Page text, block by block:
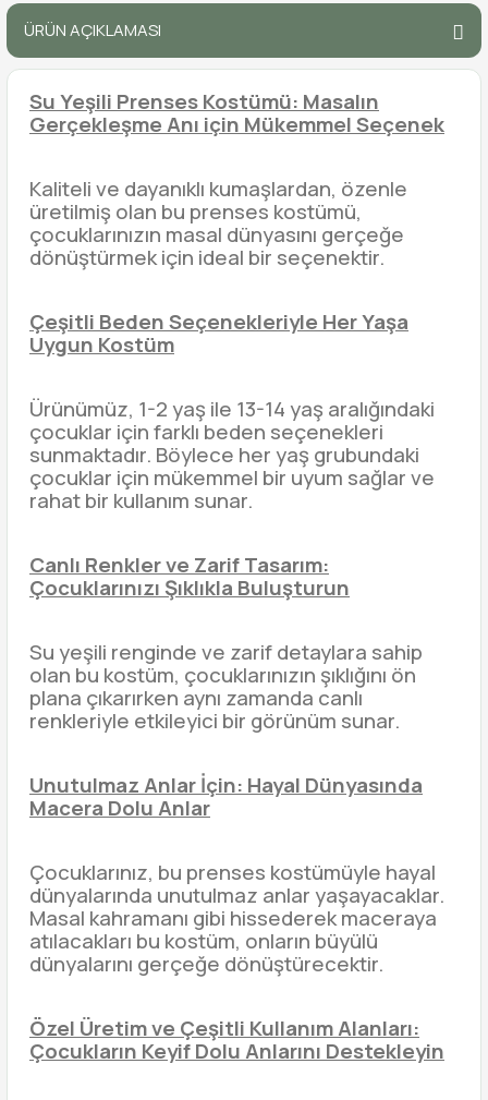
ÜRÜN AÇIKLAMASI
Su Yeşili Prenses Kostümü: Masalın
Gerçekleşme Anı için Mükemmel Seçenek
Kaliteli ve dayanıklı kumaşlardan, özenle
üretilmiş olan bu prenses kostümü,
çocuklarınızın masal dünyasını gerçeğe
dönüştürmek için ideal bir seçenektir.
Çeşitli Beden Seçenekleriyle Her Yaşa
Uygun Kostüm
Ürünümüz, 1-2 yaş ile 13-14 yaş aralığındaki
çocuklar için farklı beden seçenekleri
sunmaktadır. Böylece her yaş grubundaki
çocuklar için mükemmel bir uyum sağlar ve
rahat bir kullanım sunar.
Canlı Renkler ve Zarif Tasarım:
Çocuklarınızı Şıklıkla Buluşturun
Su yeşili renginde ve zarif detaylara sahip
olan bu kostüm, çocuklarınızın şıklığını ön
plana çıkarırken aynı zamanda canlı
renkleriyle etkileyici bir görünüm sunar.
Unutulmaz Anlar İçin: Hayal Dünyasında
Macera Dolu Anlar
Çocuklarınız, bu prenses kostümüyle hayal
dünyalarında unutulmaz anlar yaşayacaklar.
Masal kahramanı gibi hissederek maceraya
atılacakları bu kostüm, onların büyülü
dünyalarını gerçeğe dönüştürecektir.
Özel Üretim ve Çeşitli Kullanım Alanları:
Çocukların Keyif Dolu Anlarını Destekleyin